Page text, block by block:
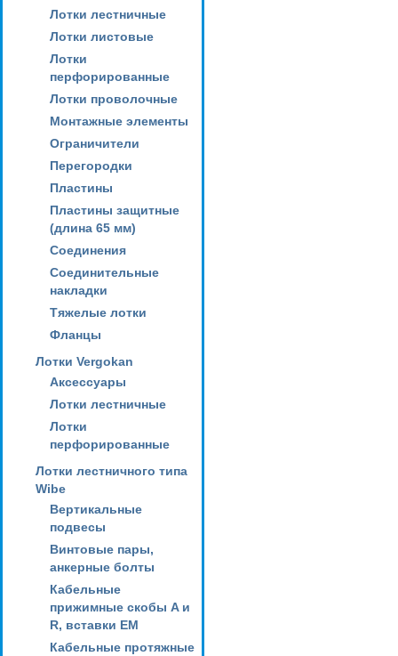
Лотки лестничные
Лотки листовые
Лотки
перфорированные
Лотки проволочные
Монтажные элементы
Ограничители
Перегородки
Пластины
Пластины защитные
(длина 65 мм)
Соединения
Соединительные
накладки
Тяжелые лотки
Фланцы
Лотки Vergokan
Аксессуары
Лотки лестничные
Лотки
перфорированные
Лотки лестничного типа
Wibe
Вертикальные
подвесы
Винтовые пары,
анкерные болты
Кабельные
прижимные скобы A и
R, вставки EM
Кабельные протяжные